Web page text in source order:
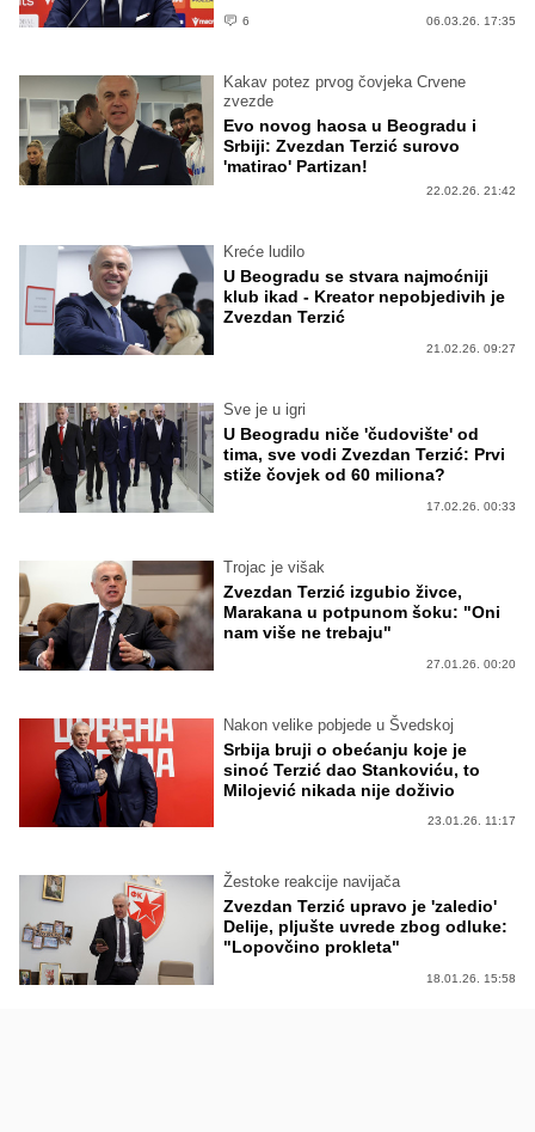
6 06.03.26. 17:35
Kakav potez prvog čovjeka Crvene
zvezde
Evo novog haosa u Beogradu i
Srbiji: Zvezdan Terzić surovo
'matirao' Partizan!
22.02.26. 21:42
Kreće ludilo
U Beogradu se stvara najmoćniji
klub ikad - Kreator nepobjedivih je
Zvezdan Terzić
21.02.26. 09:27
Sve je u igri
U Beogradu niče 'čudovište' od
tima, sve vodi Zvezdan Terzić: Prvi
stiže čovjek od 60 miliona?
17.02.26. 00:33
Trojac je višak
Zvezdan Terzić izgubio živce,
Marakana u potpunom šoku: "Oni
nam više ne trebaju"
27.01.26. 00:20
Nakon velike pobjede u Švedskoj
Srbija bruji o obećanju koje je
sinoć Terzić dao Stankoviću, to
Milojević nikada nije doživio
23.01.26. 11:17
Žestoke reakcije navijača
Zvezdan Terzić upravo je 'zaledio'
Delije, pljušte uvrede zbog odluke:
"Lopovčino prokleta"
18.01.26. 15:58